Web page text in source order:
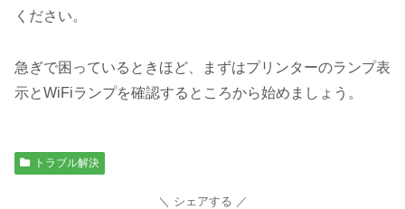
ください。
急ぎで困っているときほど、まずはプリンターのランプ表
示とWiFiランプを確認するところから始めましょう。
トラブル解決
シェアする